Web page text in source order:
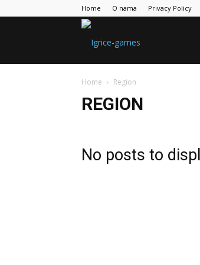
Home O nama Privacy Policy
Home Region
REGION
No posts to